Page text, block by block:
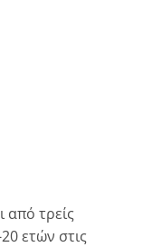
από τρείς
ετών στις